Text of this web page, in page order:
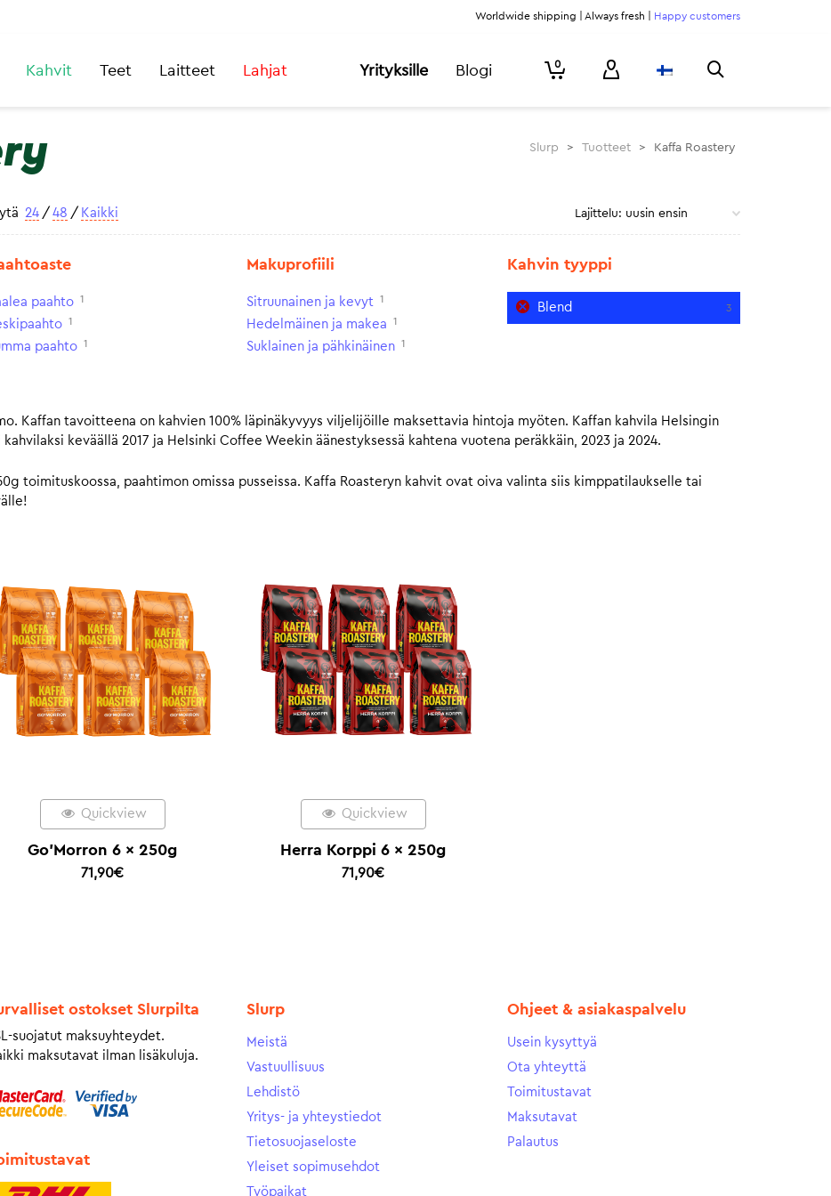
Worldwide shipping | Always fresh | Happy customers
Kahvit Teet Laitteet Lahjat Yrityksille Blogi 0
Slurp > Tuotteet > Kaffa Roastery
24 / 48 / Kaikki
paahto 1
1
paahto 1
Makuprofiili
Sitruunainen ja kevyt 1
Hedelmäinen ja makea 1
Suklainen ja pähkinäinen 1
Kahvin tyyppi
Blend 3
Kaffan tavoitteena on kahvien 100% läpinäkyvyys viljelijöille maksettavia hintoja myöten. Kaffan kahvila Helsingin
keväällä 2017 ja Helsinki Coffee Weekin äänestyksessä kahtena vuotena peräkkäin, 2023 ja 2024.
toimituskoossa, paahtimon omissa pusseissa. Kaffa Roasteryn kahvit ovat oiva valinta siis kimppatilaukselle tai
Quickview
Go’Morron 6 x 250g
71,90€
Quickview
Herra Korppi 6 x 250g
71,90€
ostokset Slurpilta
suojatut maksuyhteydet.
maksutavat ilman lisäkuluja.
Slurp
Meistä
Vastuullisuus
Lehdistö
Yritys- ja yhteystiedot
Tietosuojaseloste
Yleiset sopimusehdot
Työpaikat
Ohjeet & asiakaspalvelu
Usein kysyttyä
Ota yhteyttä
Toimitustavat
Maksutavat
Palautus